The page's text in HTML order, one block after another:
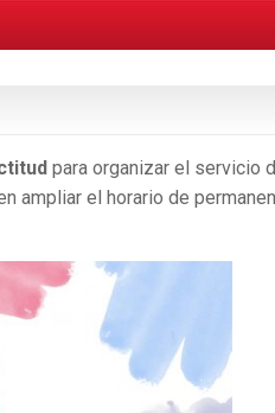
para organizar el servicio
ampliar el horario de